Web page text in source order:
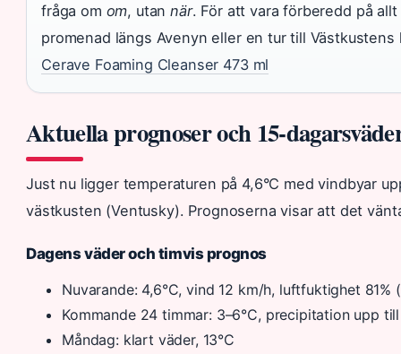
fråga om om, utannär. För att vara förberedd på
promenad längs Avenyn eller en tur till
Cerave Foaming Cleanser 473 ml
Aktuella prognoser och 15-
Just nu ligger temperaturen på 4,6°C med vindbyar
västkusten (Ventusky). Prognoserna visar att det
Dagens väder och timvis prognos
Nuvarande: 4,6°C, vind 12 km/h, luftfuktighet 81%
Kommande 24 timmar: 3–6°C, precipitation upp
Måndag: klart väder, 13°C